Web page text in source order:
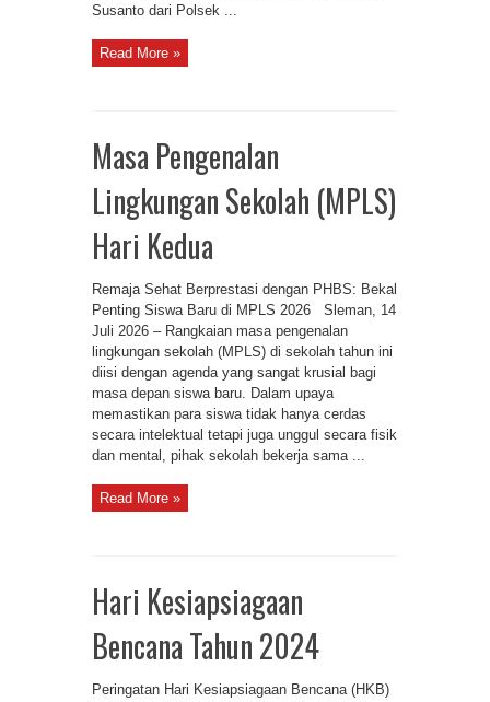
Susanto dari Polsek ...
Read More »
Masa Pengenalan
Lingkungan Sekolah (MPLS)
Hari Kedua
Remaja Sehat Berprestasi dengan PHBS: Bekal
Penting Siswa Baru di MPLS 2026 Sleman, 14
Juli 2026 – Rangkaian masa pengenalan
lingkungan sekolah (MPLS) di sekolah tahun ini
diisi dengan agenda yang sangat krusial bagi
masa depan siswa baru. Dalam upaya
memastikan para siswa tidak hanya cerdas
secara intelektual tetapi juga unggul secara fisik
dan mental, pihak sekolah bekerja sama ...
Read More »
Hari Kesiapsiagaan
Bencana Tahun 2024
Peringatan Hari Kesiapsiagaan Bencana (HKB)